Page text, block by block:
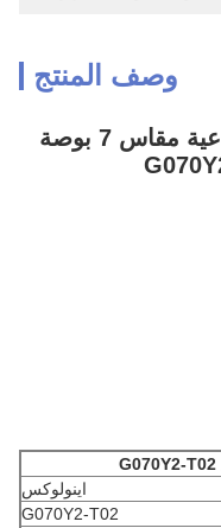
وصف المنتج
شاشة عرض لوحة LCD صناعية مقاس 7 بوصة
اينولوكس
G070Y2-T02